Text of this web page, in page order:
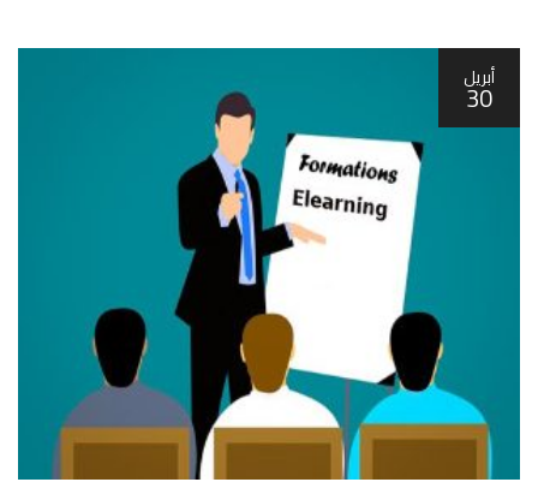
أبريل
30